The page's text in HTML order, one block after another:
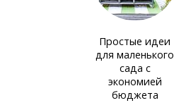
Простые идеи
для маленького
сада с
экономией
бюджета